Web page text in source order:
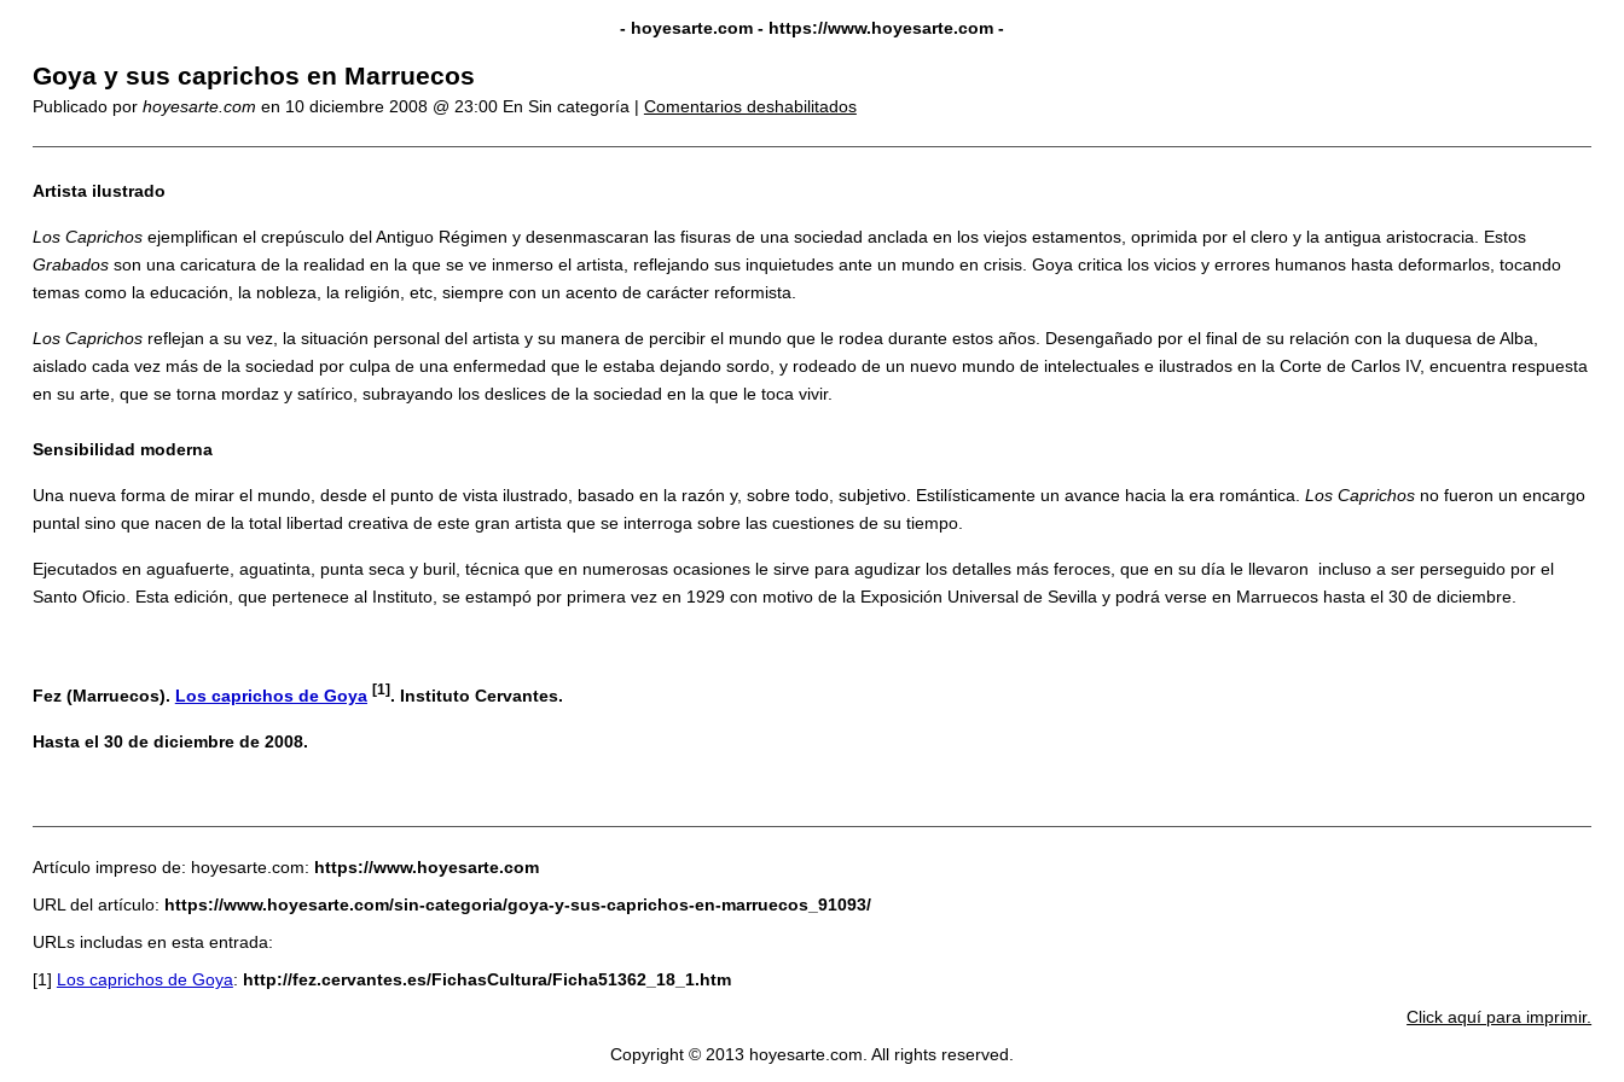
- hoyesarte.com - https://www.hoyesarte.com -
Goya y sus caprichos en Marruecos
Publicado por hoyesarte.com en 10 diciembre 2008 @ 23:00 En Sin categoría | Comentarios deshabilitados
Artista ilustrado
Los Caprichosejemplifican el crepúsculo del Antiguo Régimen y desenmascaran las fisuras de una sociedad anclada en los viejos estamentos, oprimida por el clero y la antigua aristocracia. Estos
Grabados son una caricatura de la realidad en la que se ve inmerso el artista, reflejando sus inquietudes ante un mundo en crisis. Goya critica los vicios y errores humanos hasta deformarlos, tocando
temas como la educación, la nobleza, la religión, etc, siempre con un acento de carácter reformista.
Los Caprichosreflejan a su vez, la situación personal del artista y su manera de percibir el mundo que le rodea durante estos años. Desengañado por el final de su relación con la duquesa de Alba,
aislado cada vez más de la sociedad por culpa de una enfermedad que le estaba dejando sordo, y rodeado de un nuevo mundo de intelectuales e ilustrados en la Corte de Carlos IV, encuentra respuesta
en su arte, que se torna mordaz y satírico, subrayando los deslices de la sociedad en la que le toca vivir.
Sensibilidad moderna
Una nueva forma de mirar el mundo, desde el punto de vista ilustrado, basado en la razón y, sobre todo, subjetivo. Estilísticamente un avance hacia la era romántica. Los Caprichosno fueron un encargo
puntal sino que nacen de la total libertad creativa de este gran artista que se interroga sobre las cuestiones de su tiempo.
Ejecutados en aguafuerte, aguatinta, punta seca y buril, técnica que en numerosas ocasiones le sirve para agudizar los detalles más feroces, que en su día le llevaron incluso a ser perseguido por el
Santo Oficio. Esta edición, que pertenece al Instituto, se estampó por primera vez en 1929 con motivo de la Exposición Universal de Sevilla y podrá verse en Marruecos hasta el 30 de diciembre.
Fez (Marruecos). Los caprichos de Goya [1]. Instituto Cervantes.
Hasta el 30 de diciembre de 2008.
Artículo impreso de: hoyesarte.com: https://www.hoyesarte.com
URL del artículo: https://www.hoyesarte.com/sin-categoria/goya-y-sus-caprichos-en-marruecos_91093/
URLs includas en esta entrada:
[1] Los caprichos de Goya: http://fez.cervantes.es/FichasCultura/Ficha51362_18_1.htm
Click aquí para imprimir.
Copyright © 2013 hoyesarte.com. All rights reserved.